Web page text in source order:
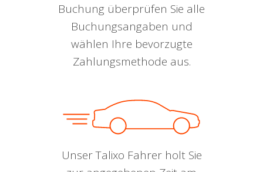
Buchung überprüfen Sie alle
Buchungsangaben und
wählen Ihre bevorzugte
Zahlungsmethode aus.
Unser Talixo Fahrer holt Sie